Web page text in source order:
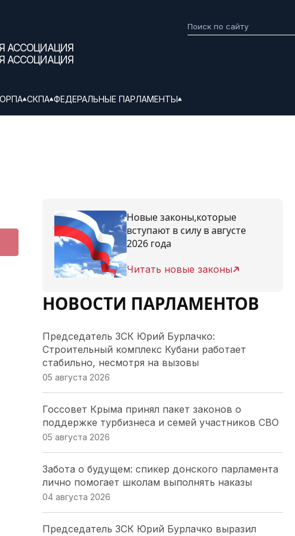
АССОЦИАЦИЯ
АССОЦИАЦИЯ
СКПА ФЕДЕРАЛЬНЫЕ ПАРЛАМЕНТЫ
Новые законы,которые
вступают в силу в августе
2026 года
Читать новые законы
НОВОСТИ ПАРЛАМЕНТОВ
Председатель ЗСК Юрий Бурлачко:
Строительный комплекс Кубани работает
стабильно, несмотря на вызовы
05 августа 2026
Госсовет Крыма принял пакет законов о
поддержке турбизнеса и семей участников СВО
05 августа 2026
Забота о будущем: спикер донского парламента
лично помогает школам выполнять наказы
04 августа 2026
Председатель ЗСК Юрий Бурлачко выразил